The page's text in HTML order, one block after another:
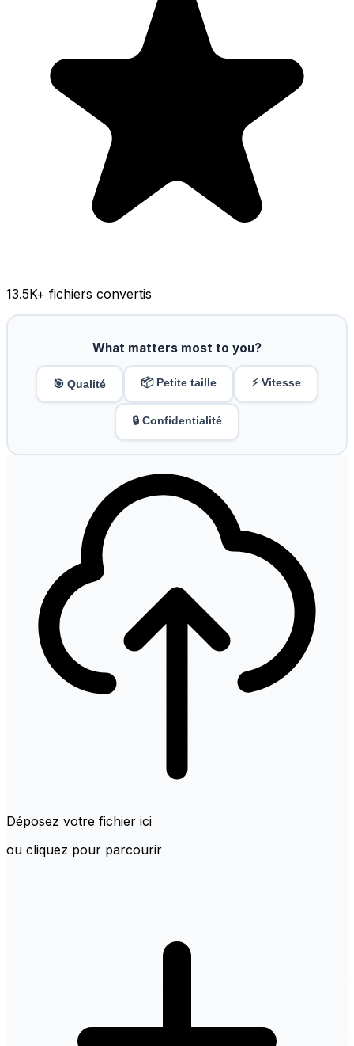
13.5K+ fichiers convertis
What matters most to you?
🎯 Qualité 📦 Petite taille ⚡ Vitesse
🔒 Confidentialité
Déposez votre fichier ici
ou cliquez pour parcourir